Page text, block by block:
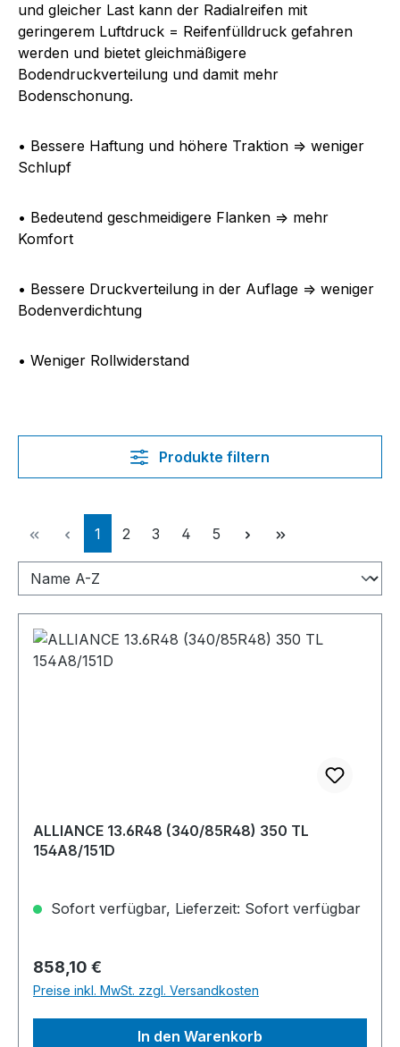
und gleicher Last kann der Radialreifen mit
geringerem Luftdruck = Reifenfülldruck gefahren
werden und bietet gleichmäßigere
Bodendruckverteilung und damit mehr
Bodenschonung.
• Bessere Haftung und höhere Traktion => weniger
Schlupf
• Bedeutend geschmeidigere Flanken => mehr
Komfort
• Bessere Druckverteilung in der Auflage => weniger
Bodenverdichtung
• Weniger Rollwiderstand
Produkte filtern
Seite
1 Seite
2 Seite
3 Seite
4 Seite
5
ALLIANCE 13.6R48 (340/85R48) 350 TL
154A8/151D
Sofort verfügbar, Lieferzeit: Sofort verfügbar
Regulärer Preis:
858,10 €
Preise inkl. MwSt. zzgl. Versandkosten
In den Warenkorb